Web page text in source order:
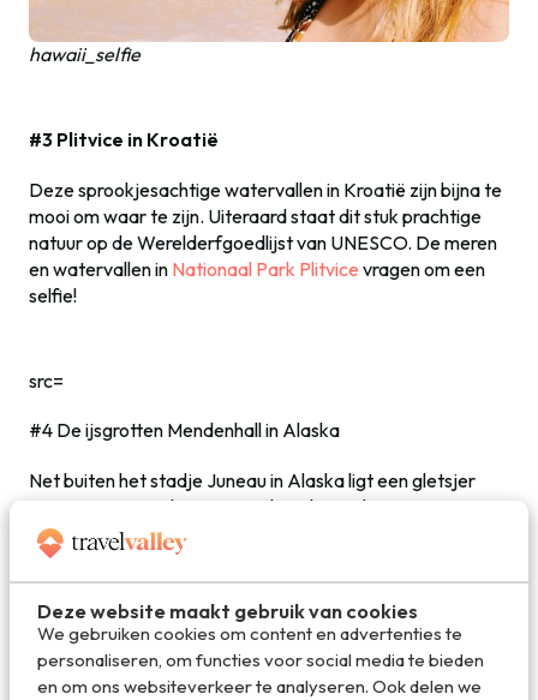
Deze website maakt gebruik van cookies
We gebruiken cookies om content en advertenties te
personaliseren, om functies voor social media te bieden
en om ons websiteverkeer te analyseren. Ook delen we
hawaii_selfie
#3 Plitvice in Kroatië
Deze sprookjesachtige watervallen in Kroatië zijn bijna te
mooi om waar te zijn. Uiteraard staat dit stuk prachtige
natuur op de Werelderfgoedlijst van UNESCO. De meren
en watervallen in Nationaal Park Plitvice vragen om een
selfie!
src=
#4 De ijsgrotten Mendenhall in Alaska
Net buiten het stadje Juneau in Alaska ligt een gletsjer
waar je een van de ijsgrotten kunt bezoeken. Jammer
genoeg zijn de grotten aan het smelten, dus helemaal
zonder gevaar is het niet. Maar oh wat maak je er mooie
foto’s! En dus ook selfies!
src=